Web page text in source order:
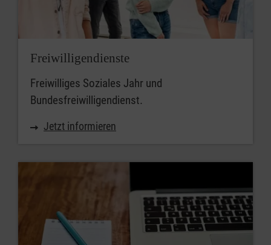
Freiwilligendienste
Freiwilliges Soziales Jahr und
Bundesfreiwilligendienst.
Jetzt informieren